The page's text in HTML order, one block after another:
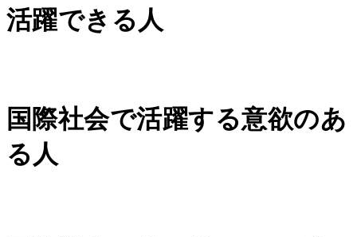
活躍できる人
国際社会で活躍する意欲のあ
る人